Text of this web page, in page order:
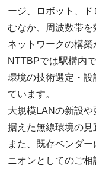
ージ、ロボット、
むなか、周波数帯
ネットワークの構築
NTTBPでは駅構内
環境の技術選定・
ています。
大規模LANの新設
据えた無線環境の見
また、既存ベンダ
ニオンとしてのご相